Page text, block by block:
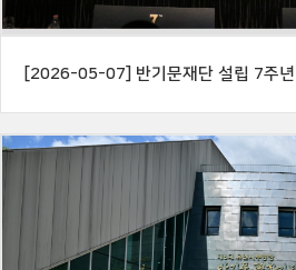
[2026-05-07] 반기문재단 설립 7주년